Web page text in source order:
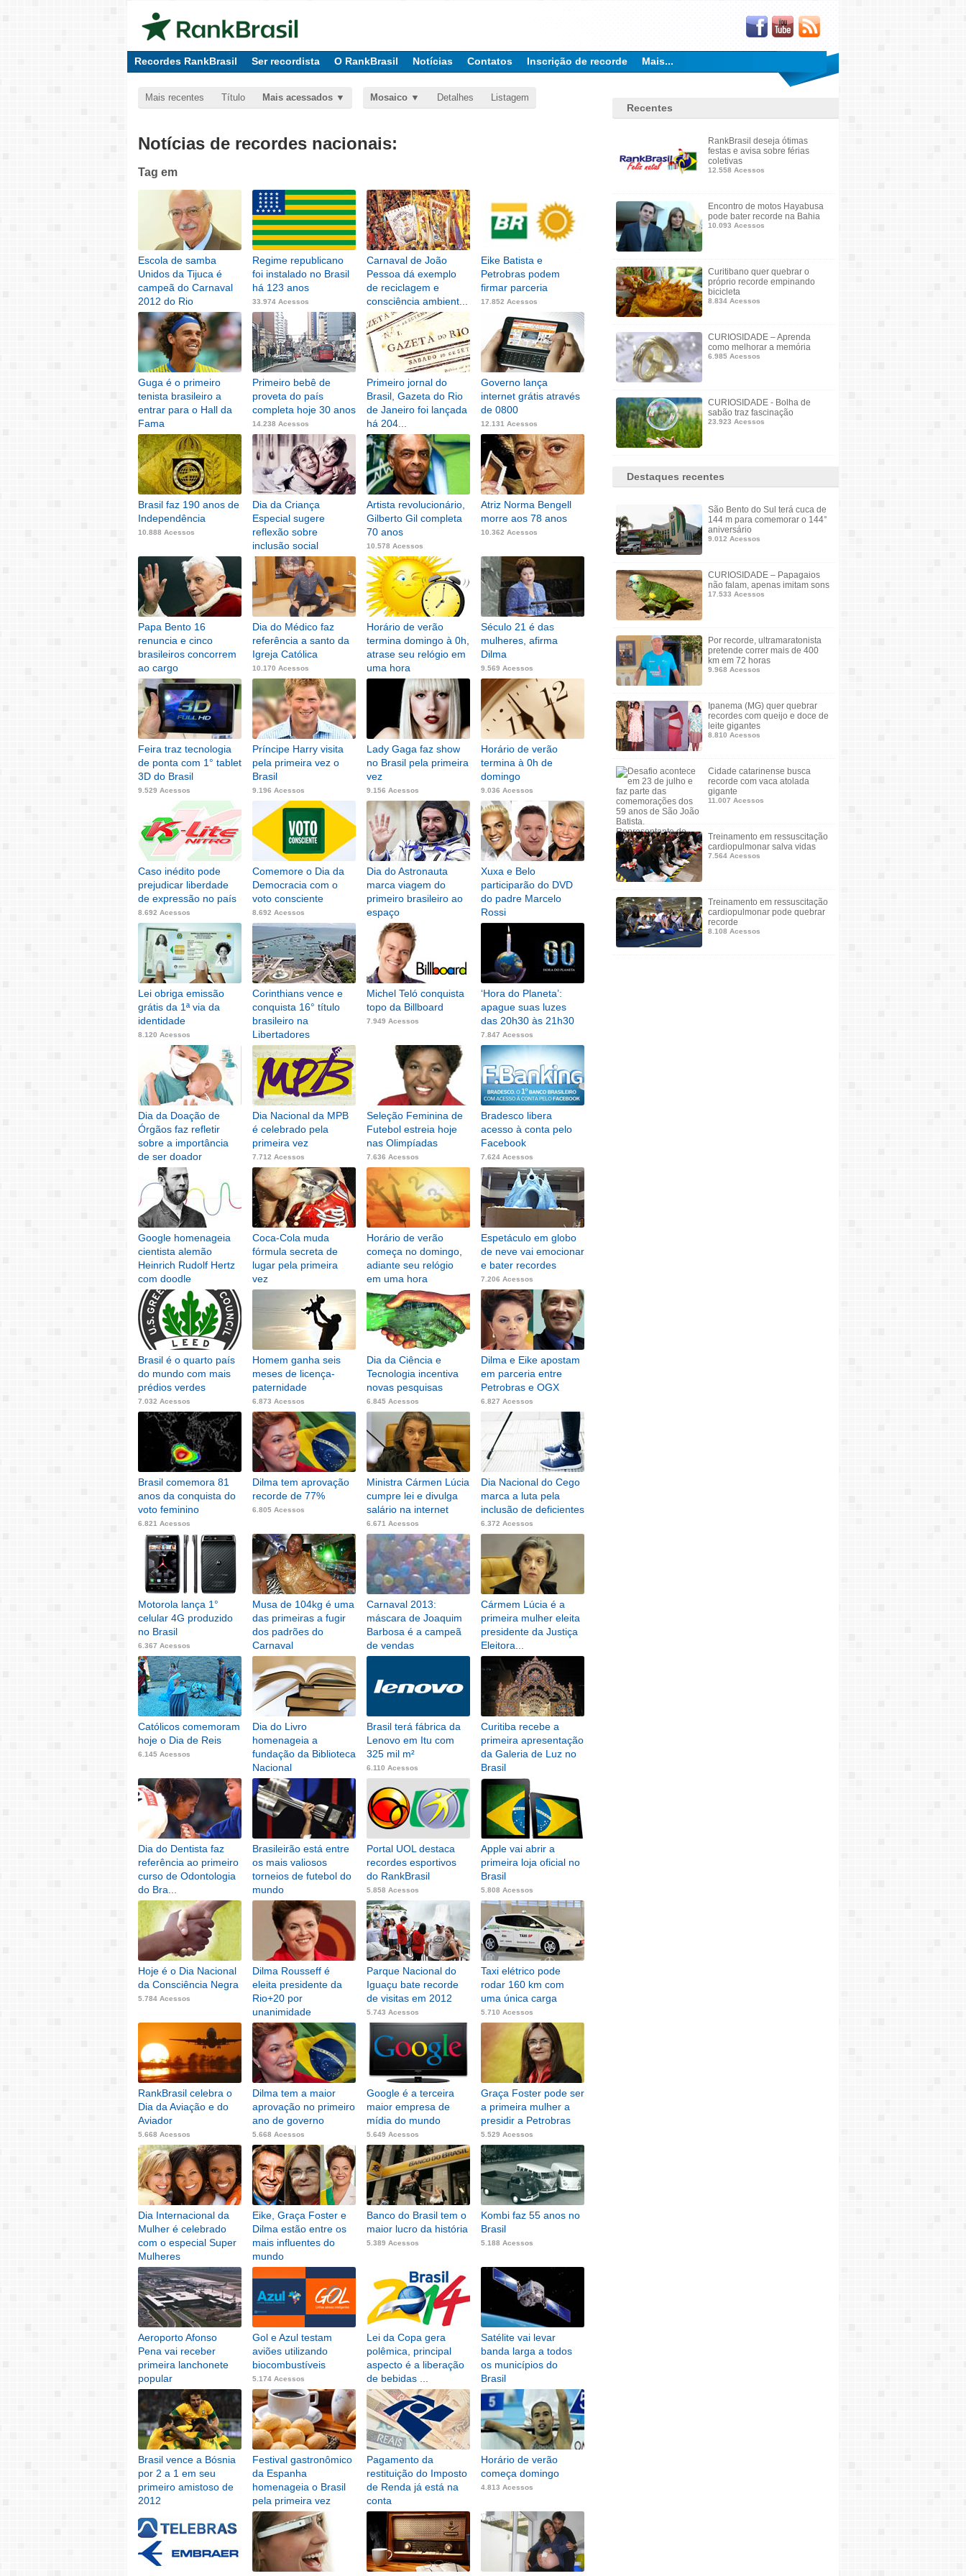
Recordes RankBrasil Ser recordista O RankBrasil Notícias Contatos Inscrição de recorde Mais...
Mais recentes Título Mais acessados Mosaico Detalhes Listagem
Notícias de recordes nacionais:
Tag em
Escola de samba
Unidos da Tijuca é
campeã do Carnaval
2012 do Rio
37.994 Acessos
Regime republicano
foi instalado no Brasil
há 123 anos
33.974 Acessos
Carnaval de João
Pessoa dá exemplo
de reciclagem e
consciência ambient...
19.835 Acessos
Eike Batista e
Petrobras podem
firmar parceria
17.852 Acessos
Guga é o primeiro
tenista brasileiro a
entrar para o Hall da
Fama
15.825 Acessos
Primeiro bebê de
proveta do país
completa hoje 30 anos
14.238 Acessos
Primeiro jornal do
Brasil, Gazeta do Rio
de Janeiro foi lançada
há 204...
12.537 Acessos
Governo lança
internet grátis através
de 0800
12.131 Acessos
Brasil faz 190 anos de
Independência
10.888 Acessos
Dia da Criança
Especial sugere
reflexão sobre
inclusão social
10.700 Acessos
Artista revolucionário,
Gilberto Gil completa
70 anos
10.578 Acessos
Atriz Norma Bengell
morre aos 78 anos
10.362 Acessos
Papa Bento 16
renuncia e cinco
brasileiros concorrem
ao cargo
10.253 Acessos
Dia do Médico faz
referência a santo da
Igreja Católica
10.170 Acessos
Horário de verão
termina domingo à 0h,
atrase seu relógio em
uma hora
9.655 Acessos
Século 21 é das
mulheres, afirma
Dilma
9.569 Acessos
Feira traz tecnologia
de ponta com 1° tablet
3D do Brasil
9.529 Acessos
Príncipe Harry visita
pela primeira vez o
Brasil
9.196 Acessos
Lady Gaga faz show
no Brasil pela primeira
vez
9.156 Acessos
Horário de verão
termina à 0h de
domingo
9.036 Acessos
Caso inédito pode
prejudicar liberdade
de expressão no país
8.692 Acessos
Comemore o Dia da
Democracia com o
voto consciente
8.692 Acessos
Dia do Astronauta
marca viagem do
primeiro brasileiro ao
espaço
8.569 Acessos
Xuxa e Belo
participarão do DVD
do padre Marcelo
Rossi
8.373 Acessos
Lei obriga emissão
grátis da 1ª via da
identidade
8.120 Acessos
Corinthians vence e
conquista 16° título
brasileiro na
Libertadores
8.022 Acessos
Michel Teló conquista
topo da Billboard
7.949 Acessos
‘Hora do Planeta’:
apague suas luzes
das 20h30 às 21h30
7.847 Acessos
Dia da Doação de
Órgãos faz refletir
sobre a importância
de ser doador
7.762 Acessos
Dia Nacional da MPB
é celebrado pela
primeira vez
7.712 Acessos
Seleção Feminina de
Futebol estreia hoje
nas Olimpíadas
7.636 Acessos
Bradesco libera
acesso à conta pelo
Facebook
7.624 Acessos
Google homenageia
cientista alemão
Heinrich Rudolf Hertz
com doodle
7.529 Acessos
Coca-Cola muda
fórmula secreta de
lugar pela primeira
vez
Horário de verão
começa no domingo,
adiante seu relógio
em uma hora
7.351 Acessos
Espetáculo em globo
de neve vai emocionar
e bater recordes
7.206 Acessos
Brasil é o quarto país
do mundo com mais
prédios verdes
7.032 Acessos
Homem ganha seis
meses de licença-
paternidade
6.873 Acessos
Dia da Ciência e
Tecnologia incentiva
novas pesquisas
6.845 Acessos
Dilma e Eike apostam
em parceria entre
Petrobras e OGX
6.827 Acessos
Brasil comemora 81
anos da conquista do
voto feminino
6.821 Acessos
Dilma tem aprovação
recorde de 77%
6.805 Acessos
Ministra Cármen Lúcia
cumpre lei e divulga
salário na internet
6.671 Acessos
Dia Nacional do Cego
marca a luta pela
inclusão de deficientes
6.372 Acessos
Motorola lança 1°
celular 4G produzido
no Brasil
6.367 Acessos
Musa de 104kg é uma
das primeiras a fugir
dos padrões do
Carnaval
6.255 Acessos
Carnaval 2013:
máscara de Joaquim
Barbosa é a campeã
de vendas
6.226 Acessos
Cármem Lúcia é a
primeira mulher eleita
presidente da Justiça
Eleitora...
6.204 Acessos
Católicos comemoram
hoje o Dia de Reis
6.145 Acessos
Dia do Livro
homenageia a
fundação da Biblioteca
Nacional
6.129 Acessos
Brasil terá fábrica da
Lenovo em Itu com
325 mil m²
6.110 Acessos
Curitiba recebe a
primeira apresentação
da Galeria de Luz no
Brasil
6.087 Acessos
Dia do Dentista faz
referência ao primeiro
curso de Odontologia
do Bra...
6.008 Acessos
Brasileirão está entre
os mais valiosos
torneios de futebol do
mundo
5.963 Acessos
Portal UOL destaca
recordes esportivos
do RankBrasil
5.858 Acessos
Apple vai abrir a
primeira loja oficial no
Brasil
5.808 Acessos
Hoje é o Dia Nacional
da Consciência Negra
5.784 Acessos
Dilma Rousseff é
eleita presidente da
Rio+20 por
unanimidade
5.778 Acessos
Parque Nacional do
Iguaçu bate recorde
de visitas em 2012
5.743 Acessos
Taxi elétrico pode
rodar 160 km com
uma única carga
5.710 Acessos
RankBrasil celebra o
Dia da Aviação e do
Aviador
5.668 Acessos
Dilma tem a maior
aprovação no primeiro
ano de governo
5.668 Acessos
Google é a terceira
maior empresa de
mídia do mundo
5.649 Acessos
Graça Foster pode ser
a primeira mulher a
presidir a Petrobras
5.529 Acessos
Dia Internacional da
Mulher é celebrado
com o especial Super
Mulheres
5.423 Acessos
Eike, Graça Foster e
Dilma estão entre os
mais influentes do
mundo
5.414 Acessos
Banco do Brasil tem o
maior lucro da história
5.389 Acessos
Kombi faz 55 anos no
Brasil
5.188 Acessos
Aeroporto Afonso
Pena vai receber
primeira lanchonete
popular
5.184 Acessos
Gol e Azul testam
aviões utilizando
biocombustíveis
5.174 Acessos
Lei da Copa gera
polêmica, principal
aspecto é a liberação
de bebidas ...
5.144 Acessos
Satélite vai levar
banda larga a todos
os municípios do
Brasil
5.137 Acessos
Brasil vence a Bósnia
por 2 a 1 em seu
primeiro amistoso de
2012
Festival gastronômico
da Espanha
homenageia o Brasil
pela primeira vez
4.942 Acessos
Pagamento da
restituição do Imposto
de Renda já está na
conta
4.848 Acessos
Horário de verão
começa domingo
4.813 Acessos
Recentes
RankBrasil deseja ótimas
festas e avisa sobre férias
coletivas
12.558 Acessos
Encontro de motos Hayabusa
pode bater recorde na Bahia
10.093 Acessos
Curitibano quer quebrar o
próprio recorde empinando
bicicleta
8.834 Acessos
CURIOSIDADE – Aprenda
como melhorar a memória
6.985 Acessos
CURIOSIDADE - Bolha de
sabão traz fascinação
23.923 Acessos
Destaques recentes
São Bento do Sul terá cuca de
144 m para comemorar o 144°
aniversário
9.012 Acessos
CURIOSIDADE – Papagaios
não falam, apenas imitam sons
17.533 Acessos
Por recorde, ultramaratonista
pretende correr mais de 400
km em 72 horas
9.968 Acessos
Ipanema (MG) quer quebrar
recordes com queijo e doce de
leite gigantes
8.810 Acessos
Cidade catarinense busca
recorde com vaca atolada
gigante
11.007 Acessos
Treinamento em ressuscitação
cardiopulmonar salva vidas
7.564 Acessos
Treinamento em ressuscitação
cardiopulmonar pode quebrar
recorde
8.108 Acessos